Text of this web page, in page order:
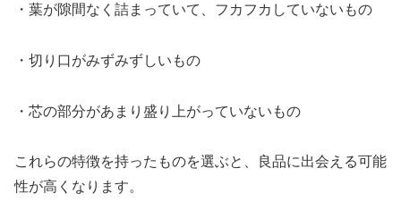
・葉が隙間なく詰まっていて、フカフカしていないもの
・切り口がみずみずしいもの
・芯の部分があまり盛り上がっていないもの
これらの特徴を持ったものを選ぶと、良品に出会える可能
性が高くなります。